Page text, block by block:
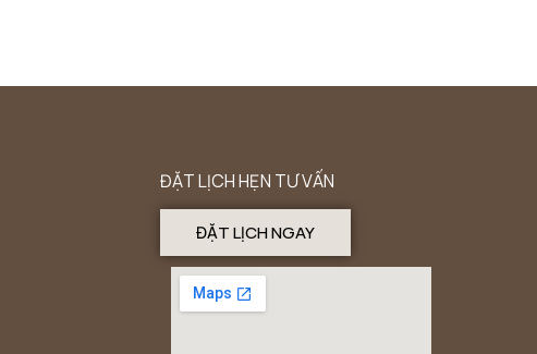
ĐẶT LỊCH HẸN TƯ VẤN
ĐẶT LỊCH NGAY